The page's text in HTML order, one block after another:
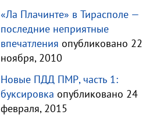
«Ла Плачинте» в Тирасполе —
последние неприятные
впечатления опубликовано 22
ноября, 2010
Новые ПДД ПМР, часть 1:
буксировка опубликовано 24
февраля, 2015